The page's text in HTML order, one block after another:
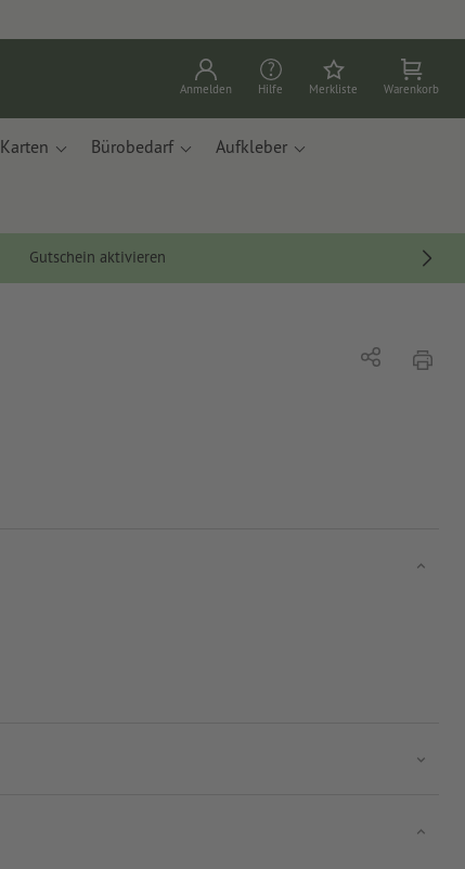
Anmelden Hilfe Merkliste Warenkorb
Karten Bürobedarf Aufkleber
Gutschein aktivieren
Teilen